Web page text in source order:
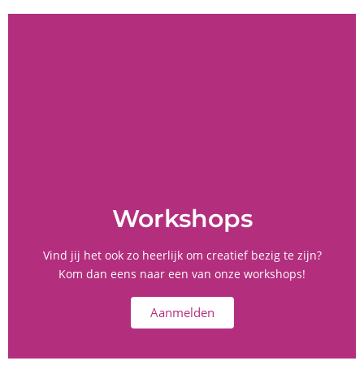
Workshops
Vind jij het ook zo heerlijk om creatief bezig te zijn?
Kom dan eens naar een van onze workshops!
Aanmelden